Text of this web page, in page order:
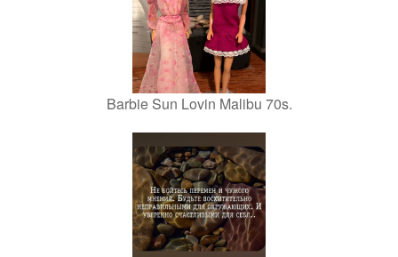
Barbie Sun Lovin Malibu 70s.